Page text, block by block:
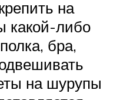
на
какой-либо
бра,
на шурупы